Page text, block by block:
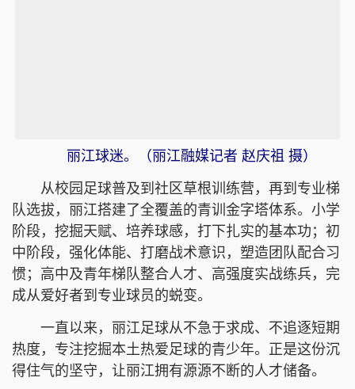
丽江球迷。（丽江融媒记者 赵庆祖 摄）
从校园足球普及到社区草根训练营，再到专业梯
队选拔，丽江搭建了全覆盖的青训金字塔体系。小学
阶段，挖掘天赋、培养球感，打下扎实的基本功；初
中阶段，强化体能、打磨战术意识，塑造团队配合习
惯；高中及青年梯队整合人才、高强度实战练兵，完
成从爱好者到专业球员的蜕变。
一直以来，丽江足球从不急于求成、不追逐短期
热度，专注挖掘本土热爱足球的青少年。正是这份沉
得住气的坚守，让丽江拥有源源不断的人才储备。